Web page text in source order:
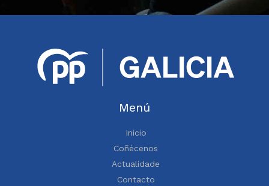
Menú
Inicio
Coñécenos
Actualidade
Contacto